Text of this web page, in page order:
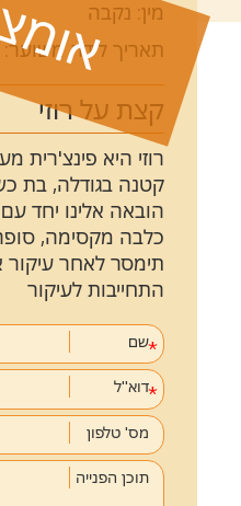
מין: נקבה
תאריך לידה משוער: 04/
קצת על רוזי
רוזי היא פינצ'רית
קטנה בגודלה, בת
הובאה אלינו יחד
כלבה מקסימה,
תימסר לאחר עיקור
התחייבות לעיקור
שם
דוא''ל
מס' טלפון
תוכן הפנייה